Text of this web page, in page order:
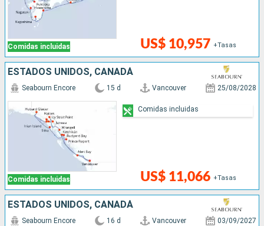
Comidas incluidas US$ 10,957 +Tasas
ESTADOS UNIDOS, CANADÁ
Comidas incluidas
Seabourn Encore 15 d Vancouver 25/08/2028
US$ 11,066 +Tasas
Comidas incluidas
ESTADOS UNIDOS, CANADÁ
Seabourn Encore 16 d Vancouver 03/09/2027